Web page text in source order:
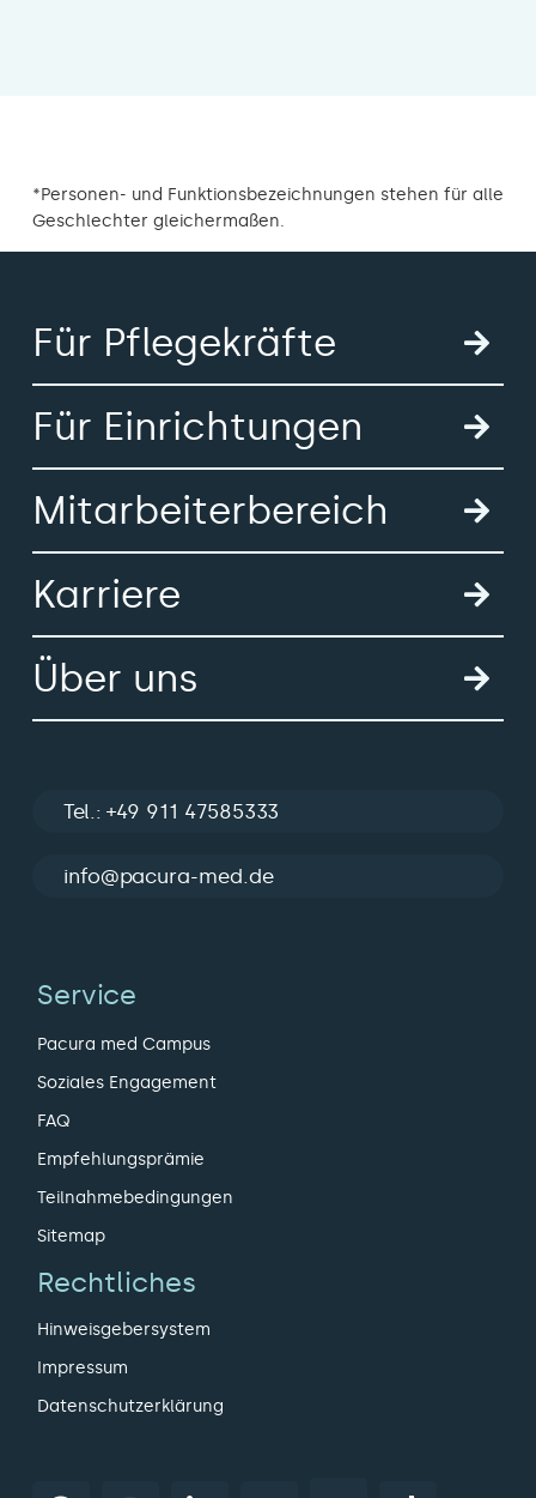
*Personen- und Funktionsbezeichnungen stehen für alle
Geschlechter gleichermaßen.
Für Pflegekräfte
Für Einrichtungen
Mitarbeiterbereich
Karriere
Über uns
Tel.: +49 911 47585333
info@pacura-med.de
Service
Pacura med Campus
Soziales Engagement
FAQ
Empfehlungsprämie
Teilnahmebedingungen
Sitemap
Rechtliches
Hinweisgebersystem
Impressum
Datenschutzerklärung